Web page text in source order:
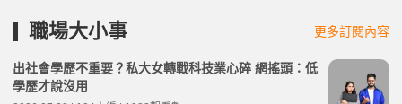
職場大小事 更多訂閱內容
出社會學歷不重要？私大女轉戰科技業心碎 網搖頭：低
學歷才說沒用